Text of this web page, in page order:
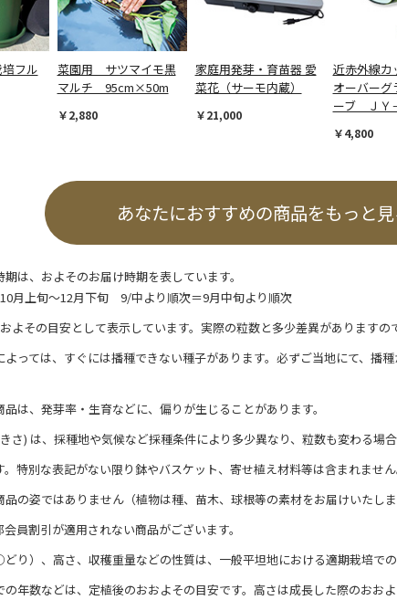
フル
菜園用 サツマイモ黒
マルチ 95cm×50m
￥2,880
家庭用発芽・育苗器 愛
菜花（サーモ内蔵）
￥21,000
近赤外線カ
オーバー
ーブ ＪＹ
￥4,800
あなたにおすすめの商品をもっと
期は、およそのお届け時期を表しています。
月上旬～12月下旬 9/中より順次＝9月中旬より順次
よその目安として表示しています。実際の粒数と多少差異がありますの
よっては、すぐには播種できない種子があります。必ずご当地にて、播
は、発芽率・生育などに、偏りが生じることがあります。
さ) は、採種地や気候など採種条件により多少異なり、粒数も変わる場合
特別な表記がない限り鉢やバスケット、寄せ植え材料等は含まれません
品の姿ではありません（植物は種、苗木、球根等の素材をお届けいたしま
員割引が適用されない商品がございます。
り）、高さ、収穫重量などの性質は、一般平坦地における適期栽培での
の年数などは、定植後のおおよその目安です。高さは成長した際のおお